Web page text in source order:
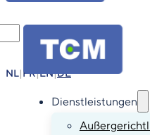
NL|FR|EN|DE
Dienstleistungen